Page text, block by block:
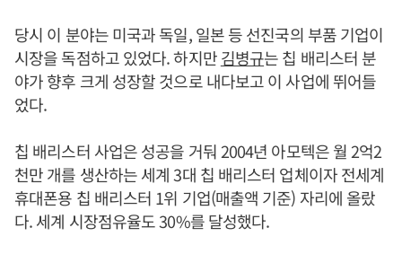
당시 이 분야는 미국과 독일, 일본 등 선진국의 부품 기업이
시장을 독점하고 있었다. 하지만김병규는 칩 배리스터 분
야가 향후 크게 성장할 것으로 내다보고 이 사업에 뛰어들
었다.
칩 배리스터 사업은 성공을 거둬 2004년 아모텍은 월 2억2
천만 개를 생산하는 세계 3대 칩 배리스터 업체이자 전세계
휴대폰용 칩 배리스터 1위 기업(매출액 기준) 자리에 올랐
다. 세계 시장점유율도 30%를 달성했다.